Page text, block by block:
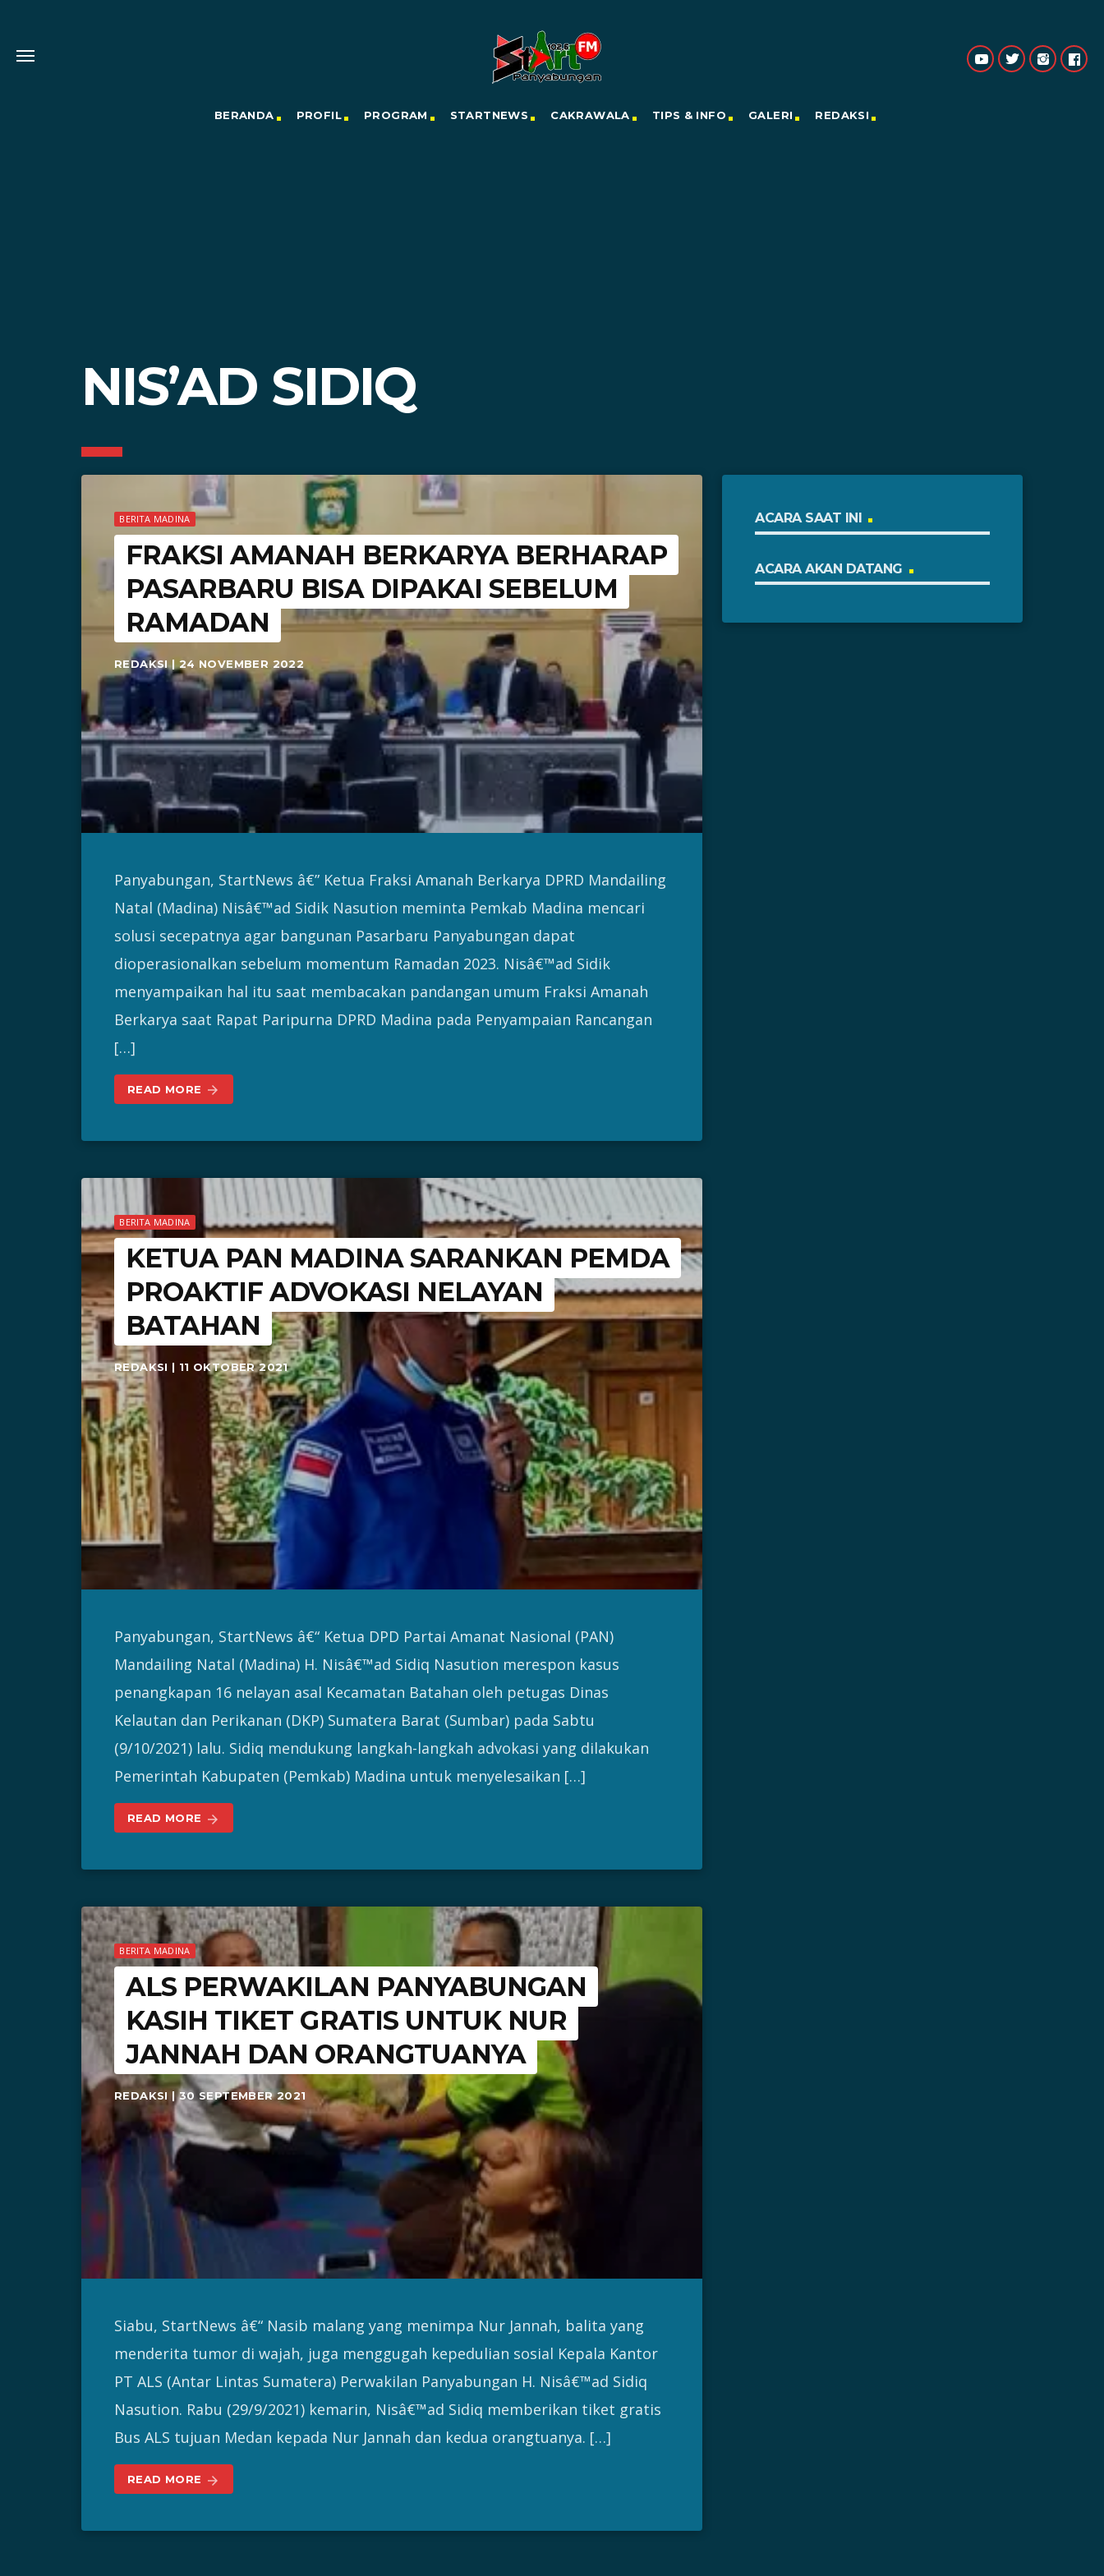
BERANDA PROFIL PROGRAM STARTNEWS CAKRAWALA TIPS & INFO GALERI REDAKSI
NIS’AD SIDIQ
BERITA MADINA
FRAKSI AMANAH BERKARYA BERHARAP
PASARBARU BISA DIPAKAI SEBELUM
RAMADAN
REDAKSI | 24 NOVEMBER 2022
Panyabungan, StartNews â€” Ketua Fraksi Amanah Berkarya DPRD Mandailing
Natal (Madina) Nisâ€™ad Sidik Nasution meminta Pemkab Madina mencari
solusi secepatnya agar bangunan Pasarbaru Panyabungan dapat
dioperasionalkan sebelum momentum Ramadan 2023. Nisâ€™ad Sidik
menyampaikan hal itu saat membacakan pandangan umum Fraksi Amanah
Berkarya saat Rapat Paripurna DPRD Madina pada Penyampaian Rancangan
[…]
READ MORE arrow_forward
BERITA MADINA
KETUA PAN MADINA SARANKAN PEMDA
PROAKTIF ADVOKASI NELAYAN
BATAHAN
REDAKSI | 11 OKTOBER 2021
Panyabungan, StartNews â€“ Ketua DPD Partai Amanat Nasional (PAN)
Mandailing Natal (Madina) H. Nisâ€™ad Sidiq Nasution merespon kasus
penangkapan 16 nelayan asal Kecamatan Batahan oleh petugas Dinas
Kelautan dan Perikanan (DKP) Sumatera Barat (Sumbar) pada Sabtu
(9/10/2021) lalu. Sidiq mendukung langkah-langkah advokasi yang dilakukan
Pemerintah Kabupaten (Pemkab) Madina untuk menyelesaikan […]
READ MORE arrow_forward
BERITA MADINA
ALS PERWAKILAN PANYABUNGAN
KASIH TIKET GRATIS UNTUK NUR
JANNAH DAN ORANGTUANYA
REDAKSI | 30 SEPTEMBER 2021
Siabu, StartNews â€“ Nasib malang yang menimpa Nur Jannah, balita yang
menderita tumor di wajah, juga menggugah kepedulian sosial Kepala Kantor
PT ALS (Antar Lintas Sumatera) Perwakilan Panyabungan H. Nisâ€™ad Sidiq
Nasution. Rabu (29/9/2021) kemarin, Nisâ€™ad Sidiq memberikan tiket gratis
Bus ALS tujuan Medan kepada Nur Jannah dan kedua orangtuanya. […]
READ MORE arrow_forward
ACARA SAAT INI
ACARA AKAN DATANG